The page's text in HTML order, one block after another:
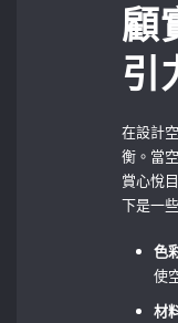
顧
引
在設計
衡。當
賞心悅
下是一
色
使
材